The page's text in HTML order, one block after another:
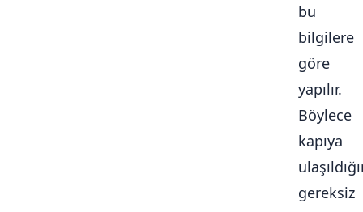
bu
bilgilere
göre
yapılır.
Böylece
kapıya
gereksiz